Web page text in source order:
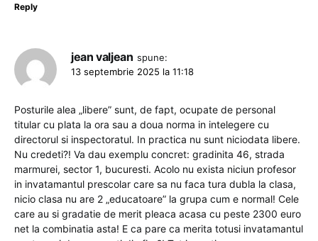
Reply
jean valjean spune:
13 septembrie 2025 la 11:18
Posturile alea „libere” sunt, de fapt, ocupate de personal
titular cu plata la ora sau a doua norma in intelegere cu
directorul si inspectoratul. In practica nu sunt niciodata libere.
Nu credeti?! Va dau exemplu concret: gradinita 46, strada
marmurei, sector 1, bucuresti. Acolo nu exista niciun profesor
in invatamantul prescolar care sa nu faca tura dubla la clasa,
nicio clasa nu are 2 „educatoare” la grupa cum e normal! Cele
care au si gradatie de merit pleaca acasa cu peste 2300 euro
net la combinatia asta! E ca pare ca merita totusi invatamantul